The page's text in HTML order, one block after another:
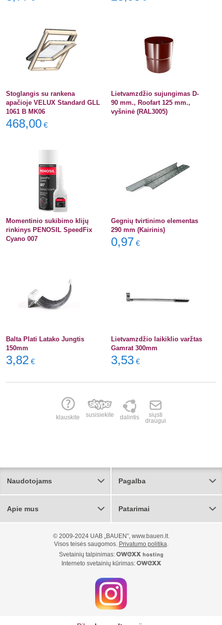
Stoglangis su rankena
apačioje VELUX Standard GLL
1061 B MK06
468,00 €
Lietvamzdžio sujungimas D-
90 mm., Roofart 125 mm.,
vyšninė (RAL3005)
Momentinio sukibimo klijų
rinkinys PENOSIL SpeedFix
Cyano 007
Gegnių tvirtinimo elementas
290 mm (Kairinis)
0,97 €
Balta Plati Latako Jungtis
150mm
3,82 €
Lietvamzdžio laikiklio varžtas
Gamrat 300mm
3,53 €
klauskite susisiekite dalintis
siųsti
draugui
Naudotojams Pagalba
Apie mus Patarimai
© 2009-2024 UAB „BAUEN”, www.bauen.lt.
Visos teisės saugomos. Privatumo politika.
Svetainių talpinimas:
Interneto svetainių kūrimas: